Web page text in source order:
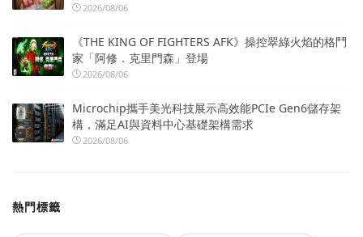
2026/08/06
《THE KING OF FIGHTERS AFK》操控翠綠火焰的格鬥
家「阿修．克里門森」登場
2026/08/06
Microchip攜手美光科技展示高效能PCIe Gen6儲存架
構，滿足AI與資料中心基礎架構需求
2026/08/06
熱門標籤